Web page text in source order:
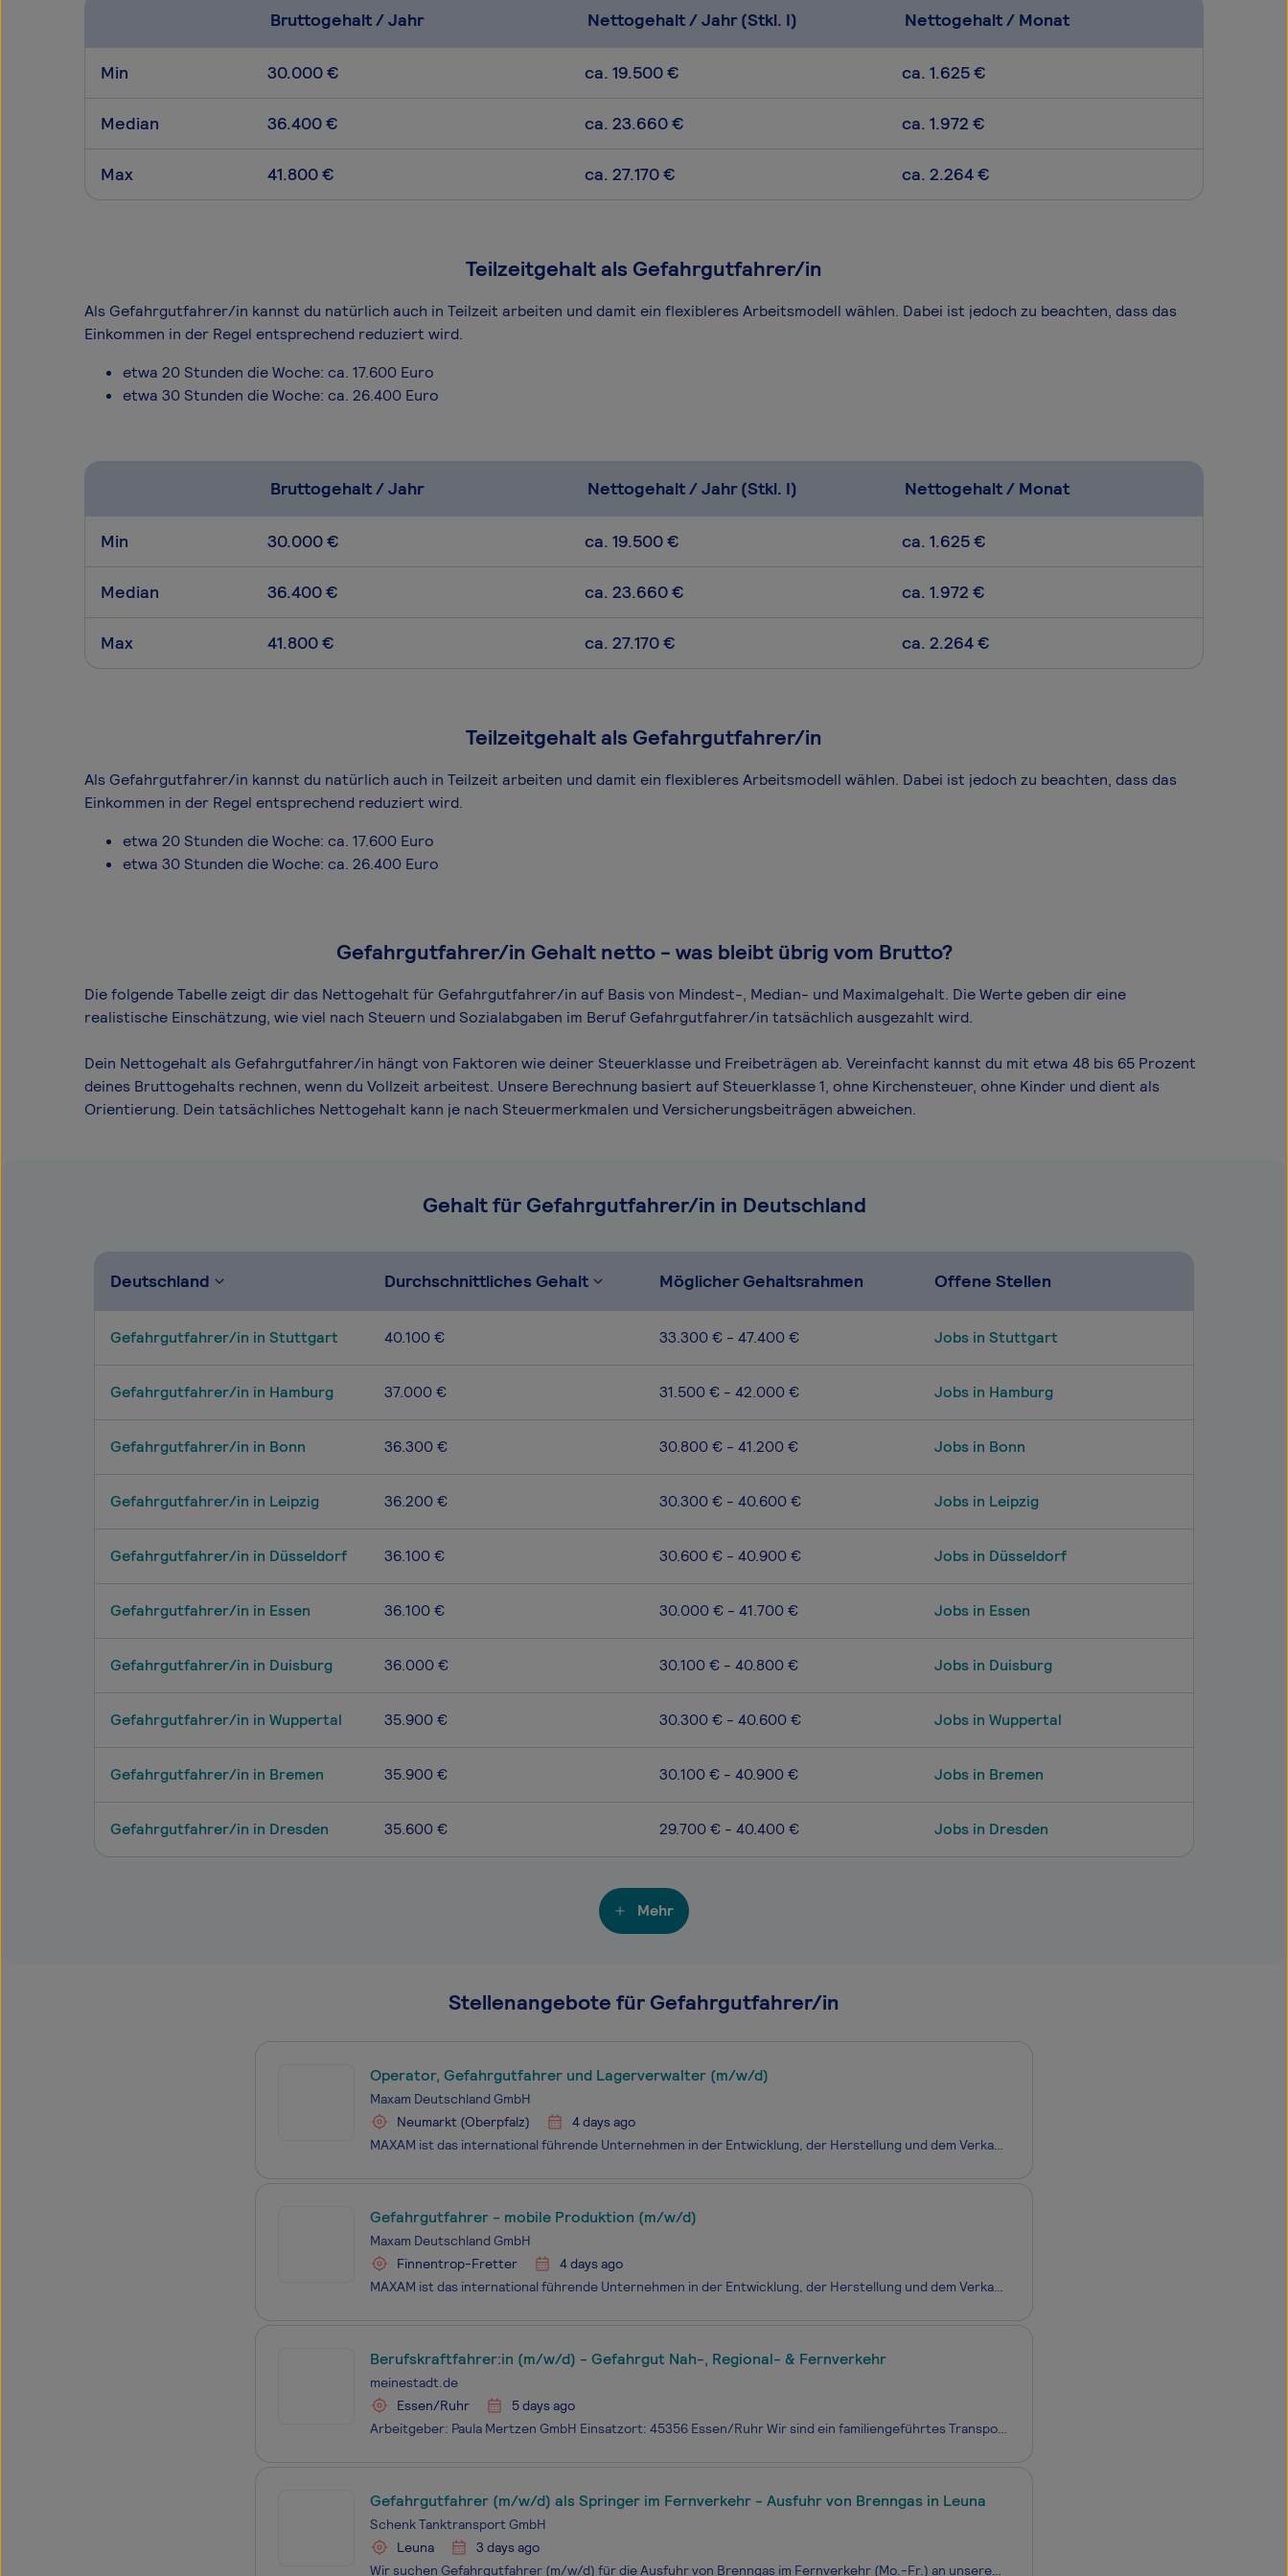
Bruttogehalt / Jahr Nettogehalt / Jahr (Stkl. I) Nettogehalt / Monat
Min 30.000 € ca. 19.500 € ca. 1.625 €
Median 36.400 € ca. 23.660 € ca. 1.972 €
Max 41.800 € ca. 27.170 € ca. 2.264 €
Teilzeitgehalt als Gefahrgutfahrer/in
Als Gefahrgutfahrer/in kannst du natürlich auch in Teilzeit arbeiten und damit ein flexibleres Arbeitsmodell wählen. Dabei ist jedoch zu beachten, dass das
Einkommen in der Regel entsprechend reduziert wird.
etwa 20 Stunden die Woche: ca. 17.600 Euro
etwa 30 Stunden die Woche: ca. 26.400 Euro
Bruttogehalt / Jahr Nettogehalt / Jahr (Stkl. I) Nettogehalt / Monat
Min 30.000 € ca. 19.500 € ca. 1.625 €
Median 36.400 € ca. 23.660 € ca. 1.972 €
Max 41.800 € ca. 27.170 € ca. 2.264 €
Teilzeitgehalt als Gefahrgutfahrer/in
Als Gefahrgutfahrer/in kannst du natürlich auch in Teilzeit arbeiten und damit ein flexibleres Arbeitsmodell wählen. Dabei ist jedoch zu beachten, dass das
Einkommen in der Regel entsprechend reduziert wird.
etwa 20 Stunden die Woche: ca. 17.600 Euro
etwa 30 Stunden die Woche: ca. 26.400 Euro
Gefahrgutfahrer/in Gehalt netto - was bleibt übrig vom Brutto?
Die folgende Tabelle zeigt dir das Netto­gehalt für Gefahrgutfahrer/in auf Basis von Mindest-, Median- und Maximal­gehalt. Die Werte geben dir eine
realistische Einschätzung, wie viel nach Steuern und Sozialabgaben im Beruf Gefahrgutfahrer/in tatsächlich ausgezahlt wird.
Dein Nettogehalt als Gefahrgutfahrer/in hängt von Faktoren wie deiner Steuerklasse und Freibeträgen ab. Vereinfacht kannst du mit etwa 48 bis 65 Prozent
deines Bruttogehalts rechnen, wenn du Vollzeit arbeitest. Unsere Berechnung basiert auf Steuerklasse 1, ohne Kirchensteuer, ohne Kinder und dient als
Orientierung. Dein tatsächliches Nettogehalt kann je nach Steuermerkmalen und Versicherungsbeiträgen abweichen.
Gehalt für Gefahrgutfahrer/in in Deutschland
Deutschland Durchschnittliches Gehalt Möglicher Gehaltsrahmen Offene Stellen
Gefahrgutfahrer/in in Stuttgart 40.100 € 33.300 € - 47.400 € Jobs in Stuttgart
Gefahrgutfahrer/in in Hamburg 37.000 € 31.500 € - 42.000 € Jobs in Hamburg
Gefahrgutfahrer/in in Bonn 36.300 € 30.800 € - 41.200 € Jobs in Bonn
Gefahrgutfahrer/in in Leipzig 36.200 € 30.300 € - 40.600 € Jobs in Leipzig
Gefahrgutfahrer/in in Düsseldorf 36.100 € 30.600 € - 40.900 € Jobs in Düsseldorf
Gefahrgutfahrer/in in Essen 36.100 € 30.000 € - 41.700 € Jobs in Essen
Gefahrgutfahrer/in in Duisburg 36.000 € 30.100 € - 40.800 € Jobs in Duisburg
Gefahrgutfahrer/in in Wuppertal 35.900 € 30.300 € - 40.600 € Jobs in Wuppertal
Gefahrgutfahrer/in in Bremen 35.900 € 30.100 € - 40.900 € Jobs in Bremen
Gefahrgutfahrer/in in Dresden 35.600 € 29.700 € - 40.400 € Jobs in Dresden
Mehr
Stellenangebote für Gefahrgutfahrer/in
Operator, Gefahrgutfahrer und Lagerverwalter (m/w/d)
Maxam Deutschland GmbH
Neumarkt (Oberpfalz)
4 days ago
MAXAM ist das international führende Unternehmen in der Entwicklung, der Herstellung und dem Verkauf von zivilen Sprengstoffen und Zündsystemen für die Bergbau-, Steinbruch- und Infrastrukturindustrie mit weltweit über 45 Landesniederlassungen und Tochtergesellschaften und insgesamt über 6.000 Mitar
Gefahrgutfahrer - mobile Produktion (m/w/d)
Maxam Deutschland GmbH
Finnentrop-Fretter
4 days ago
MAXAM ist das international führende Unternehmen in der Entwicklung, der Herstellung und dem Verkauf von zivilen Sprengstoffen und Zündsystemen für die Bergbau-, Steinbruch- und Infrastrukturindustrie mit weltweit über 45 Landesniederlassungen und Tochtergesellschaften und insgesamt über 6.000 Mitar
Berufskraftfahrer:in (m/w/d) - Gefahrgut Nah-, Regional- & Fernverkehr
meinestadt.de
Essen/Ruhr
5 days ago
Arbeitgeber: Paula Mertzen GmbH Einsatzort: 45356 Essen/Ruhr Wir sind ein familiengeführtes Transportunternehmen mit fast 100 Jahren Erfahrung im Gefahrgutbereich.
Gefahrgutfahrer (m/w/d) als Springer im Fernverkehr - Ausfuhr von Brenngas in Leuna
Schenk Tanktransport GmbH
Leuna
3 days ago
Wir suchen Gefahrgutfahrer (m/w/d) für die Ausfuhr von Brenngas im Fernverkehr (Mo.-Fr.) an unserem Standort Leuna. Du bringst die Bereitschaft mit zudem in anderen Ausfuhrbereichen vertretungsweise auszuhelfen.